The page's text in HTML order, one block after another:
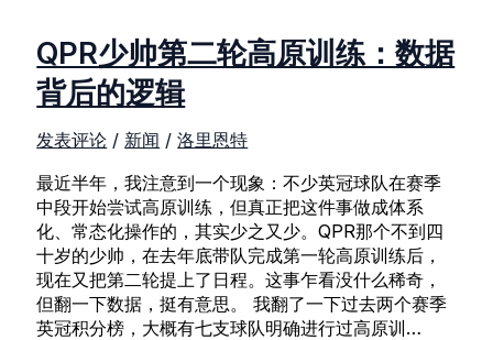
QPR少帅第二轮高原训练：数据
背后的逻辑
发表评论 / 新闻 /洛里恩特
最近半年，我注意到一个现象：不少英冠球队在赛季
中段开始尝试高原训练，但真正把这件事做成体系
化、常态化操作的，其实少之又少。QPR那个不到四
十岁的少帅，在去年底带队完成第一轮高原训练后，
现在又把第二轮提上了日程。这事乍看没什么稀奇，
但翻一下数据，挺有意思。 我翻了一下过去两个赛季
英冠积分榜，大概有七支球队明确进行过高原训…